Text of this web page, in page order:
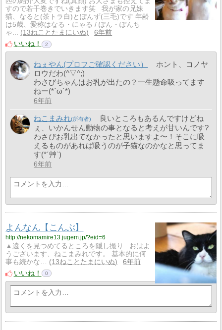
すので若干巻きでいきます笑 我が家の兄妹
猫、なると(茶トラ白)とぽんず(三毛)です 年齢
は5歳、愛称はなる・にゃる / ぽん・ぽんち
ゃ...
13ねことたまにいぬ
6年前
いいね！
2
ねぇやん(プロフご確認ください）
ホント、コノヤ
ロウだわ(^▽^;)
わさびちゃんはお乳が出たの？一生懸命吸ってます
ねー(*´ω`*)
6年前
ねこまみれ
良いところもあるんですけどね
ぇ、いかんせん動物の事となると考えが甘いんです?
わさびお乳出てなかったと思いますよ〜！そこに吸
えるものがあれば吸うのが子猫なのかなと思ってま
す(*´艸`)
6年前
よんなん【こんぶ】
http://nekomamire13.jugem.jp/?eid=6
▲遠くを見つめてるところを隠し撮り おはよ
うございます、ねこまみれです。 基本的に何
事も続かな…
13ねことたまにいぬ
6年前
いいね！
0